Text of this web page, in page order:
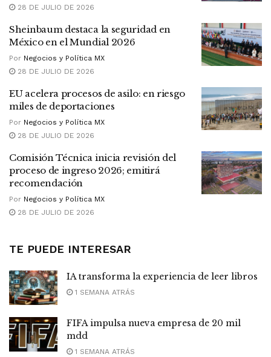
28 DE JULIO DE 2026
Sheinbaum destaca la seguridad en
México en el Mundial 2026
Por Negocios y Política MX
28 DE JULIO DE 2026
EU acelera procesos de asilo: en riesgo
miles de deportaciones
Por Negocios y Política MX
28 DE JULIO DE 2026
Comisión Técnica inicia revisión del
proceso de ingreso 2026; emitirá
recomendación
Por Negocios y Política MX
28 DE JULIO DE 2026
TE PUEDE INTERESAR
IA transforma la experiencia de leer libros
1 SEMANA ATRÁS
FIFA impulsa nueva empresa de 20 mil
mdd
1 SEMANA ATRÁS